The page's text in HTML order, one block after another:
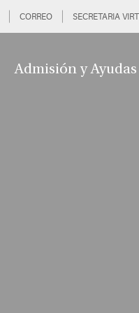
CORREO SECRETARIA
Admisión y Ayudas